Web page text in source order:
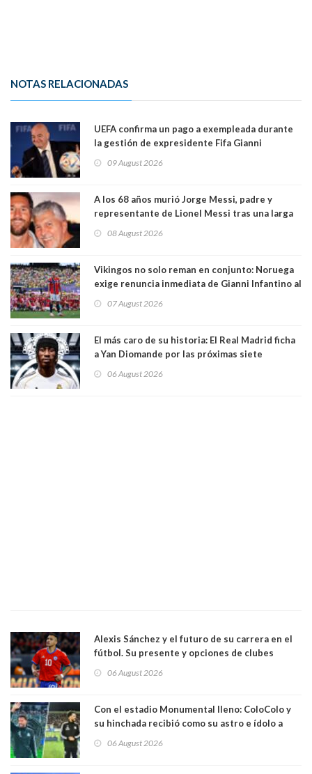
NOTAS RELACIONADAS
UEFA confirma un pago a exempleada durante
la gestión de expresidente Fifa Gianni
relación sentimental
09 August 2026
A los 68 años murió Jorge Messi, padre y
representante de Lionel Messi tras una larga
08 August 2026
Vikingos no solo reman en conjunto: Noruega
exige renuncia inmediata de Gianni Infantino al
07 August 2026
El más caro de su historia: El Real Madrid ficha
a Yan Diomande por las próximas siete
06 August 2026
Alexis Sánchez y el futuro de su carrera en el
fútbol. Su presente y opciones de clubes
06 August 2026
Con el estadio Monumental lleno: ColoColo y
su hinchada recibió como su astro e ídolo a
06 August 2026